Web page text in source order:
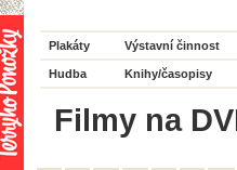
Plakáty Výstavní činnost
Hudba Knihy/časopisy
Filmy na